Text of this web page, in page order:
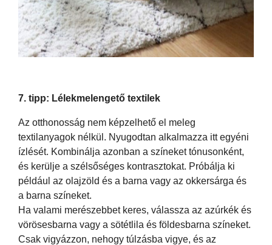
7. tipp: Lélekmelengető textilek
Az otthonosság nem képzelhető el meleg
textilanyagok nélkül. Nyugodtan alkalmazza itt egyéni
ízlését. Kombinálja azonban a színeket tónusonként,
és kerülje a szélsőséges kontrasztokat. Próbálja ki
például az olajzöld és a barna vagy az okkersárga és
a barna színeket.
Ha valami merészebbet keres, válassza az azúrkék és
vörösesbarna vagy a sötétlila és földesbarna színeket.
Csak vigyázzon, nehogy túlzásba vigye, és az